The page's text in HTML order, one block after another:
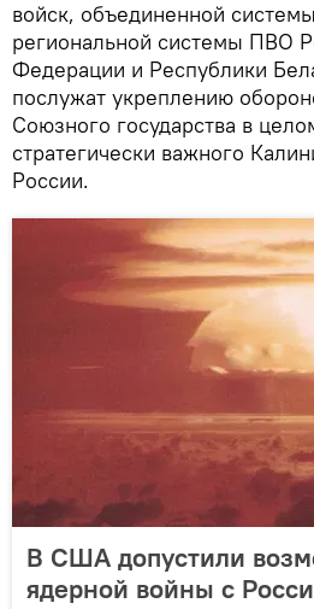
войск, объединенной
региональной системы ПВО
Федерации и Республики
послужат укреплению
Союзного государства в
стратегически важного
России.
В США допустили
ядерной войны с